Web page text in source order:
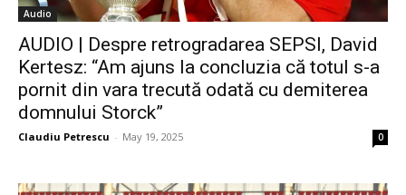
Audio
AUDIO | Despre retrogradarea SEPSI, David
Kertesz: “Am ajuns la concluzia că totul s-a
pornit din vara trecută odată cu demiterea
domnului Storck”
Claudiu Petrescu - May 19, 2025 0